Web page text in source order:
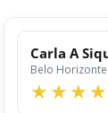
Carla A
Belo Horizonte